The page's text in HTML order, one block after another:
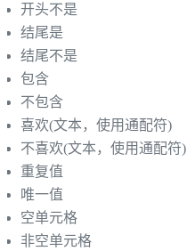
开头不是
结尾是
结尾不是
包含
不包含
喜欢(文本，使用通配符)
不喜欢(文本，使用通配符)
重复值
唯一值
空单元格
非空单元格